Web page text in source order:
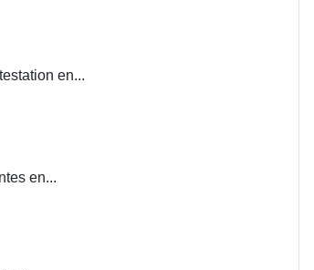
en...
en...